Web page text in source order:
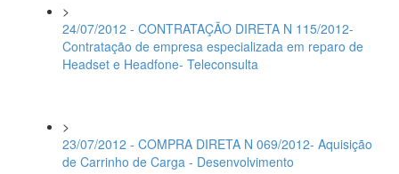
>
24/07/2012 - CONTRATAÇÃO DIRETA N 115/2012-
Contratação de empresa especializada em reparo de
Headset e Headfone- Teleconsulta
>
23/07/2012 - COMPRA DIRETA N 069/2012- Aquisição
de Carrinho de Carga - Desenvolvimento